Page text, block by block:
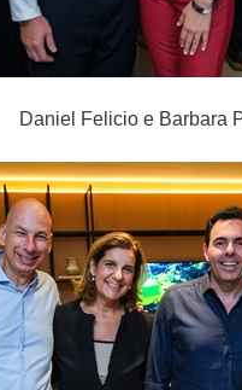
Daniel Felicio e Barbara